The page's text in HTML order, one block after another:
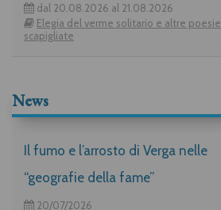
dal 20.08.2026 al 21.08.2026
Elegia del verme solitario e altre poesie
scapigliate
News
Il fumo e l’arrosto di Verga nelle
“geografie della fame”
20/07/2026